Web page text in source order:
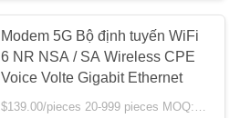
Modem 5G Bộ định tuyến WiFi
6 NR NSA / SA Wireless CPE
Voice Volte Gigabit Ethernet
$139.00/pieces 20-999 pieces MOQ:20 miếng